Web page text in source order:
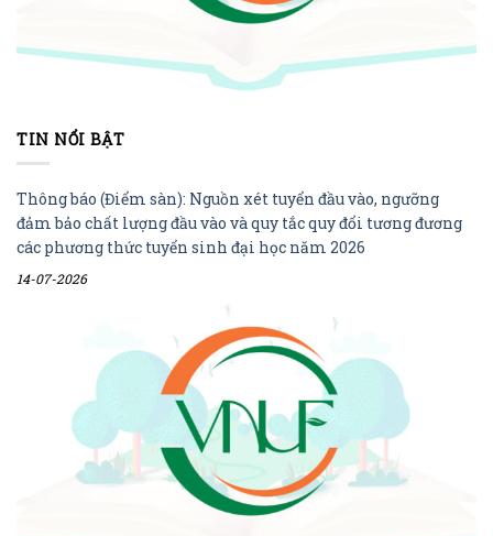
TIN NỔI BẬT
Thông báo (Điểm sàn): Nguồn xét tuyển đầu vào, ngưỡng
đảm bảo chất lượng đầu vào và quy tắc quy đổi tương đương
các phương thức tuyển sinh đại học năm 2026
14-07-2026